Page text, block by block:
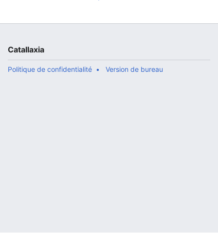
Catallaxia
Politique de confidentialité Version de bureau